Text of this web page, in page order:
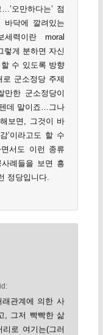
오만하다는’ 점
바닥에 깔려있는
력이란 moral
렇게 분하면 자신
수 있도록 방향
군소정당 주제
한 군소정당이
데 말이죠…그나
보면, 그것이 바
’이라고도 할 수
서도 이런 종류
례들을 보면 흥
정당입니다.
관계에 의한 사
, 그저 빡빡한 삶
로 여기는(그러